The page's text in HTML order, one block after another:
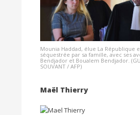
Mounia Haddad, élue La République
séquestrée par sa famille, avec ses
Bendjador et Boualem Bendjador.
SOUVANT / AFP)
Maël Thierry